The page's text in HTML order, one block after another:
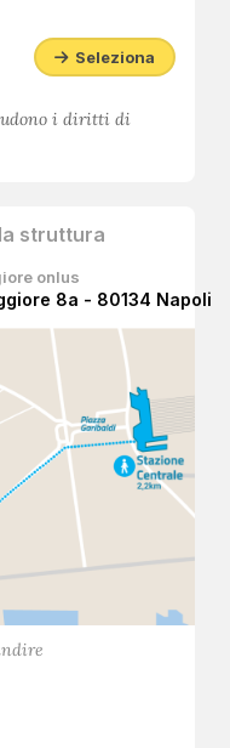
Seleziona
i diritti di
struttura
onlus
8a - 80134 Napoli